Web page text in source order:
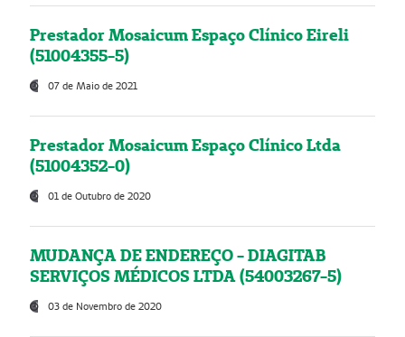
Prestador Mosaicum Espaço Clínico Eireli
(51004355-5)
07 de Maio de 2021
Prestador Mosaicum Espaço Clínico Ltda
(51004352-0)
01 de Outubro de 2020
MUDANÇA DE ENDEREÇO - DIAGITAB
SERVIÇOS MÉDICOS LTDA (54003267-5)
03 de Novembro de 2020